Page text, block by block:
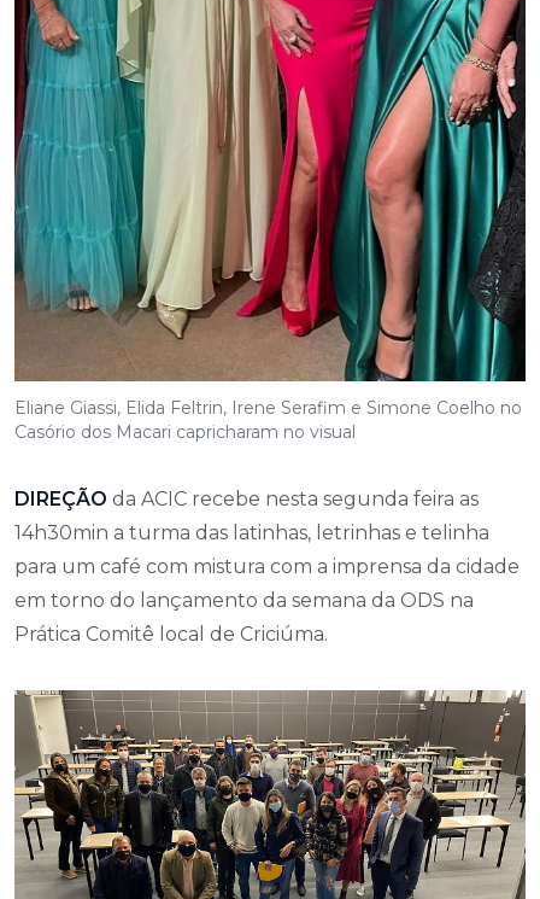
Eliane Giassi, Elida Feltrin, Irene Serafim e Simone Coelho no
Casório dos Macari capricharam no visual
DIREÇÃO da ACIC recebe nesta segunda feira as
14h30min a turma das latinhas, letrinhas e telinha
para um café com mistura com a imprensa da cidade
em torno do lançamento da semana da ODS na
Prática Comitê local de Criciúma.